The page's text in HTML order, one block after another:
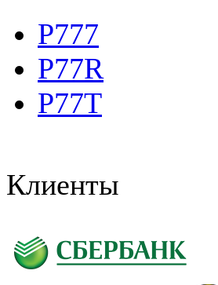
P777
P77R
P77T
Клиенты